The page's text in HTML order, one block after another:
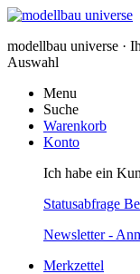
modellbau universe ·
Auswahl
Menu
Suche
Warenkorb
Konto
Ich habe ein
Statusabfrage
Newsletter -
Merkzettel